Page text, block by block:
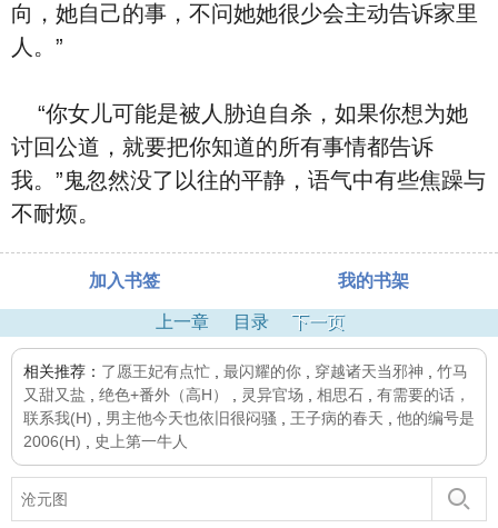
向，她自己的事，不问她她很少会主动告诉家里
人。”
“你女儿可能是被人胁迫自杀，如果你想为她
讨回公道，就要把你知道的所有事情都告诉
我。”鬼忽然没了以往的平静，语气中有些焦躁与
不耐烦。
加入书签 我的书架
上一章 目录 下一页
相关推荐： 了愿王妃有点忙 最闪耀的你 穿越诸天当邪神
竹马
又甜又盐
绝色+番外（高H） 灵异官场 相思石
有需要的话，
联系我(H)
男主他今天也依旧很闷骚 王子病的春天
他的编号是
2006(H)
史上第一牛人